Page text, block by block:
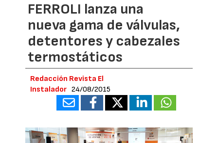
FERROLI lanza una
nueva gama de válvulas,
detentores y cabezales
termostáticos
Redacción Revista El
Instalador 24/08/2015